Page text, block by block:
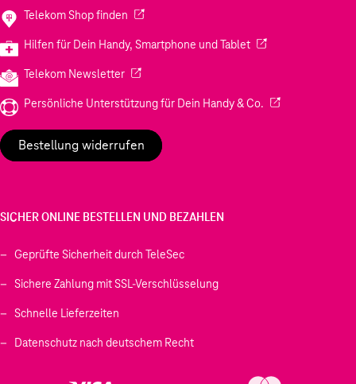
Telekom Shop finden (Wird in einem neuen Tab geöffnet)
Hilfen für Dein Handy, Smartphone und Tablet(Wird in einem
Telekom Newsletter(Wird in einem neuen Tab geöffnet)
Persönliche Unterstützung für Dein Handy & Co. (Wird in einem
Bestellung widerrufen
SICHER ONLINE BESTELLEN UND BEZAHLEN
Geprüfte Sicherheit durch TeleSec
Sichere Zahlung mit SSL-Verschlüsselung
Schnelle Lieferzeiten
Datenschutz nach deutschem Recht